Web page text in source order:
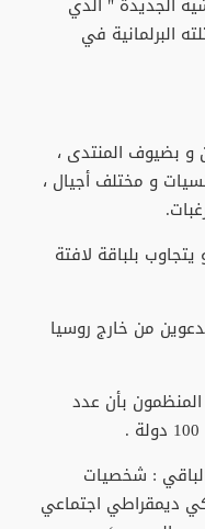
البرلمانية في
و بضيوف المنتدى ،
و مختلف أجيال ،
بلباقة لافتة
من خارج روسيا
بأن عدد
: شخصيات
ديمقراطي اجتماعي